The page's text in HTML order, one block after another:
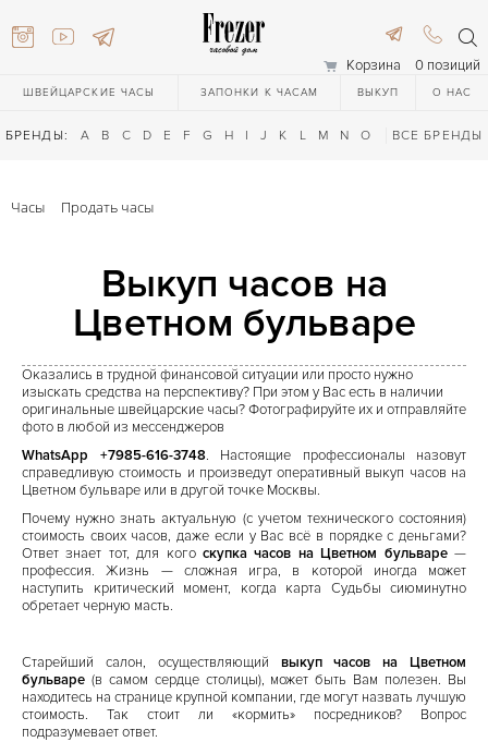
Корзина 0 позиций
ШВЕЙЦАРСКИЕ ЧАСЫ ЗАПОНКИ К ЧАСАМ ВЫКУП О НАС
БРЕНДЫ: A B C D E F G H I J K L M N O Q R S T
ВСЕ БРЕНДЫ
3748
3748
Часы Продать часы
Выкуп часов на
Цветном бульваре
Оказались в трудной финансовой ситуации или просто нужно
изыскать средства на перспективу? При этом у Вас есть в наличии
оригинальные швейцарские часы? Фотографируйте их и отправляйте
фото в любой из мессенджеров
WhatsApp +7985-616-3748. Настоящие профессионалы назовут
справедливую стоимость и произведут оперативный выкуп часов на
Цветном бульваре или в другой точке Москвы.
Почему нужно знать актуальную (с учетом технического состояния)
стоимость своих часов, даже если у Вас всё в порядке с деньгами?
Ответ знает тот, для кого скупка часов на Цветном бульваре—
профессия. Жизнь — сложная игра, в которой иногда может
наступить критический момент, когда карта Судьбы сиюминутно
обретает черную масть.
Старейший салон, осуществляющий выкуп часов на Цветном
бульваре (в самом сердце столицы), может быть Вам полезен. Вы
находитесь на странице крупной компании, где могут назвать лучшую
стоимость. Так стоит ли «кормить» посредников? Вопрос
подразумевает ответ.